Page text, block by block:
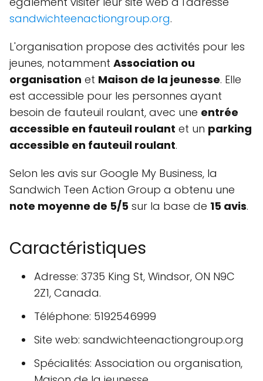
sandwichteenactiongroup.org.
L'organisation propose des activités pour les
jeunes, notamment Association ou
organisation et Maison de la jeunesse. Elle
est accessible pour les personnes ayant
besoin de fauteuil roulant, avec une entrée
accessible en fauteuil roulant et un parking
accessible en fauteuil roulant.
Selon les avis sur Google My Business, la
Sandwich Teen Action Group a obtenu une
note moyenne de 5/5 sur la base de 15 avis.
Caractéristiques
Adresse: 3735 King St, Windsor, ON N9C
2Z1, Canada.
Téléphone: 5192546999
Site web: sandwichteenactiongroup.org
Spécialités: Association ou organisation,